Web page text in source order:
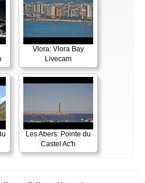
Vlora: Vlora Bay
Livecam
Les Abers: Pointe du
Castel Ac'h